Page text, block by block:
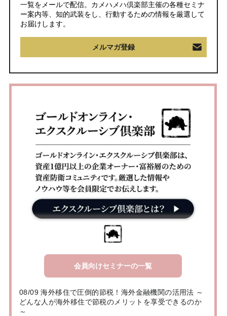
一覧をメールで配信。カメハメハ倶楽部主催の各種セミナ
ー案内等、知的武装をし、行動するための情報を厳選して
お届けします。
メルマガ登録
会員向けセミナーの一覧
08/09 海外移住で圧倒的節税！海外金融機関の活用法 ～
どんな人が海外移住で節税のメリットを享受できるのか
～